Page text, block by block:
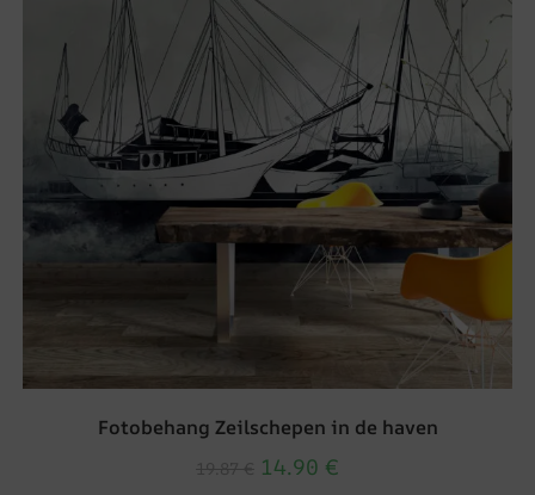
Fotobehang Zeilschepen in de haven
14.90 €